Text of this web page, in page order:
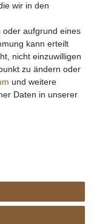
AGB
und zzgl.
wir in den
oder aufgrund eines
kann erteilt
nicht einzuwilligen
zu ändern oder
und weitere
Daten in unserer